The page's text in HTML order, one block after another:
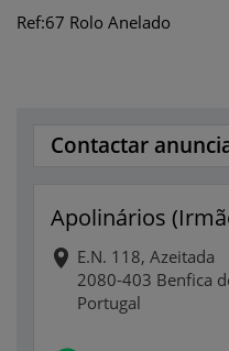
Ref:67 Rolo Anelado
Contactar
Apolinários
E.N. 118, Azeitada
2080-403 Benfica
Portugal